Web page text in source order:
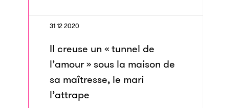
31 12 2020
Il creuse un « tunnel de
l’amour » sous la maison de
sa maîtresse, le mari
l’attrape